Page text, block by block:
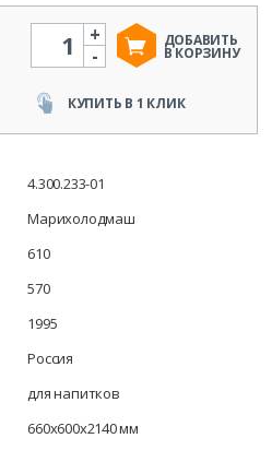
Количество
-
+ ДОБАВИТЬ
В КОРЗИНУ
КУПИТЬ В 1 КЛИК
4.300.233-01
Марихолодмаш
610
570
1995
Россия
для напитков
660х600х2140 мм